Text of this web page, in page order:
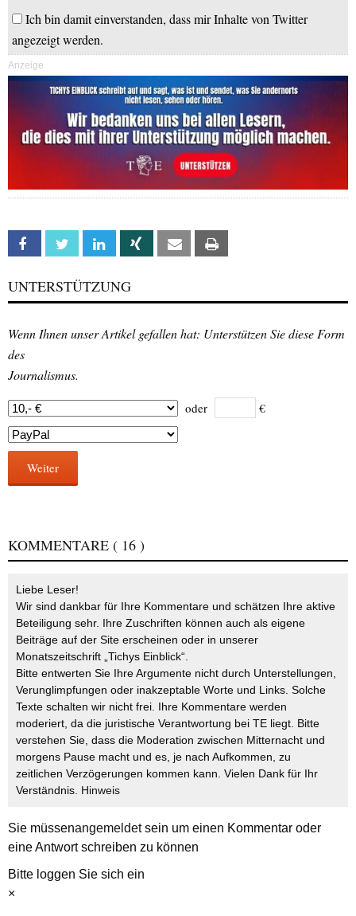
Ich bin damit einverstanden, dass mir Inhalte von Twitter
angezeigt werden.
Anzeige
Facebook Twitter Linkedin Xing Email
UNTERSTÜTZUNG
Wenn Ihnen unser Artikel gefallen hat: Unterstützen Sie diese Form
des
Journalismus.
oder €
Weiter
KOMMENTARE ( 16 )
Liebe Leser!
Wir sind dankbar für Ihre Kommentare und schätzen Ihre aktive
Beteiligung sehr. Ihre Zuschriften können auch als eigene
Beiträge auf der Site erscheinen oder in unserer
Monatszeitschrift „Tichys Einblick“.
Bitte entwerten Sie Ihre Argumente nicht durch Unterstellungen,
Verunglimpfungen oder inakzeptable Worte und Links. Solche
Texte schalten wir nicht frei. Ihre Kommentare werden
moderiert, da die juristische Verantwortung bei TE liegt. Bitte
verstehen Sie, dass die Moderation zwischen Mitternacht und
morgens Pause macht und es, je nach Aufkommen, zu
zeitlichen Verzögerungen kommen kann. Vielen Dank für Ihr
Verständnis. Hinweis
Sie müssenangemeldetsein um einen Kommentar oder
eine Antwort schreiben zu können
Bitte loggen Sie sich ein
×